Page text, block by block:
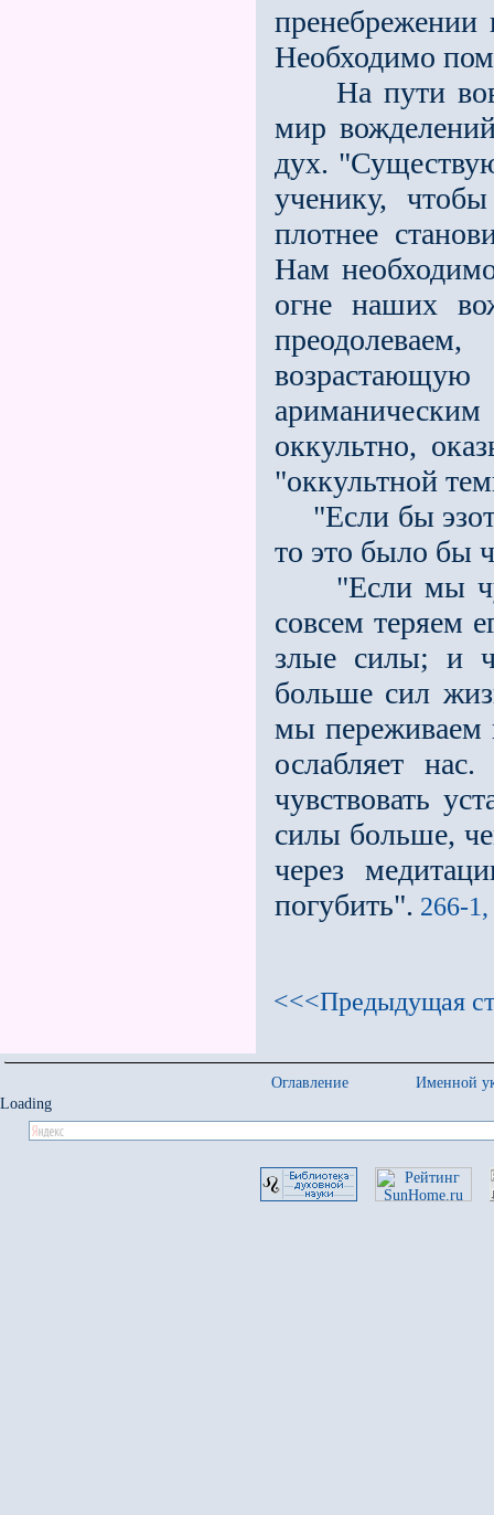
Необходимо
На пути
мир
дух.
ученику,
плотнее
Нам
огне наших
оккультно,
"оккультной
"Если бы
то это было бы
"Если мы
совсем теряем
злые силы; и
больше сил
мы переживаем
ослабляет
чувствовать
силы больше,
через
погубить". 266-
<<<Предыдущая
Оглавление
Именной
Loading